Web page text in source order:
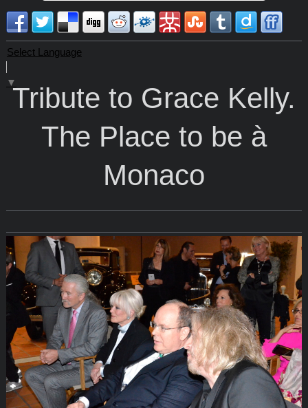
Select Language
▼Tribute to Grace Kelly.
The Place to be à
Monaco